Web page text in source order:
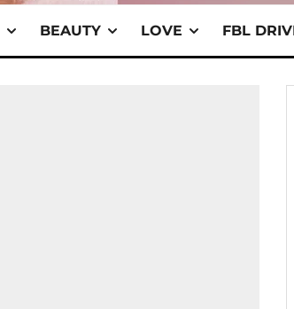
BEAUTY LOVE FBL